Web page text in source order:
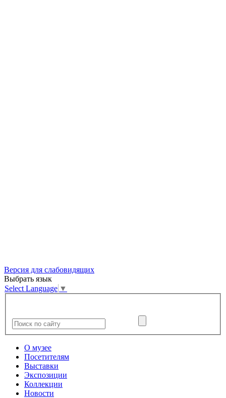
Версия для слабовидящих
Выбрать язык
Select Language ▼
О музее
Посетителям
Выставки
Экспозиции
Коллекции
Новости